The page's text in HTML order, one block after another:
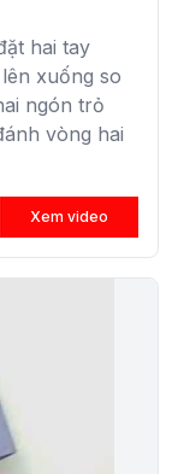
hai tay
xuống so
ngón trỏ
vòng hai
Xem video